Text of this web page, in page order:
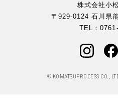
株式会社小
〒929-0124 石川県
TEL：
© KOMATSUPROCESS CO.,